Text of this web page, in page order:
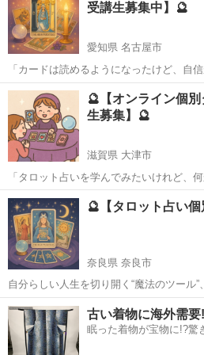
受講生募集中】🔮
愛知県 名古屋市
「カードは読めるようになったけど、自
手の心に寄り添った占いがしたい」 「プ
ど、一歩が踏み出せない」 そんなあなたのために、マンツーマンでじ
っくり学べる 【タロッ...
愛知 名古屋市 タロ
🔮【オンライン個
生募集】🔮
滋賀県 大津市
「タロット占いを学んでみたいけれど、
ない…」 そんなあなたにぴったりの【マ
ました✨ 💻完全オンライン対応なので、全国どこからでもご受講可
能！ あなたのペースに合わ...
滋賀 大津市 タロット タロッ
🔮【タロット占い
奈良県 奈良市
自分らしい人生を切り開く“魔法のツール
意味だけでなく、リーディングのコツや
ーマンでしっかり学べる《個別講座》を開講します💫
おすすめ】 ・タ...
奈良 奈良市 タロット タロッ
古い着物に海外需
眠った着物が宝物に!?驚